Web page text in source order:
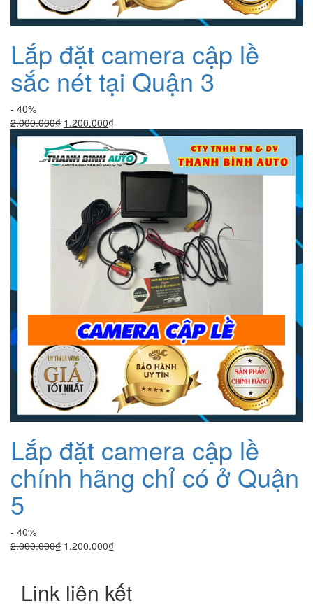
Lắp đặt camera cập lề
sắc nét tại Quận 3
- 40%
2.000.000₫ Giá
gốc
là:
2.000.000₫.
1.200.000₫Giá
hiện
tại
là:
1.200.000₫.
Lắp đặt camera cập lề
chính hãng chỉ có ở Quận
5
- 40%
2.000.000₫ Giá
2.000.000₫.
1.200.000₫Giá
là:
1.200.000₫.
Link liên kết